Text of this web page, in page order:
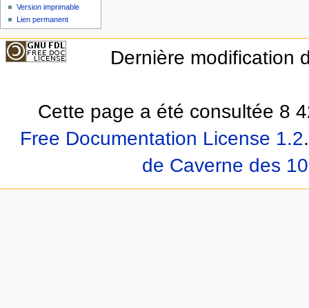
Version imprimable
Lien permanent
Dernière modification
Cette page a été consultée 8
Free Documentation License 1.2.
de Caverne des